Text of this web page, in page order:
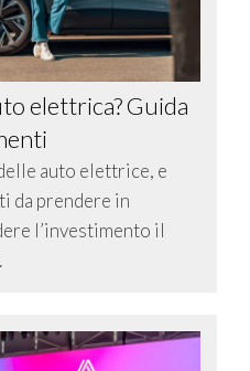
elettrica? Guida
auto elettrice, e
da prendere in
l’investimento il